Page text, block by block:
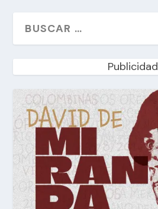
Publicidad